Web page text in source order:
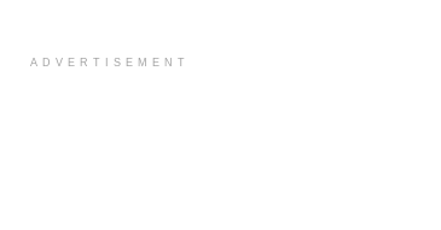
ADVERTISEMENT